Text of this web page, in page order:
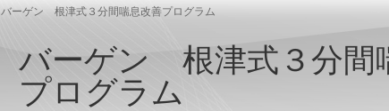
バーゲン 根津式３分間喘息改善プログラム
バーゲン 根津式３分間
プログラム